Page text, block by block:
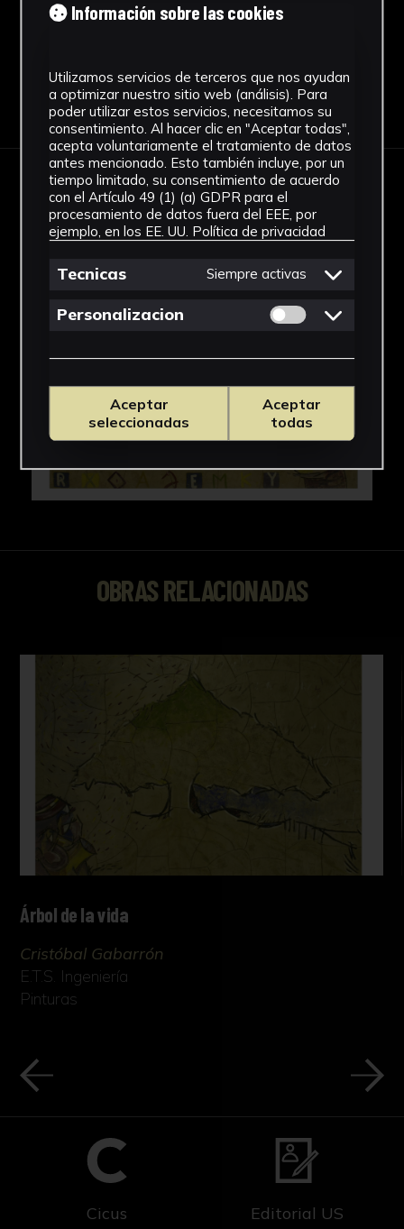
Descargar Ficha
IMÁGENES
OBRAS RELACIONADAS
Árbol de la vida
Cristóbal Gabarrón
E.T.S. Ingeniería
Pinturas
Cicus Editorial US
Información sobre las cookies
Utilizamos servicios de terceros que nos ayudan
a optimizar nuestro sitio web (análisis). Para
poder utilizar estos servicios, necesitamos su
consentimiento. Al hacer clic en "Aceptar todas",
acepta voluntariamente el tratamiento de datos
antes mencionado. Esto también incluye, por un
tiempo limitado, su consentimiento de acuerdo
con el Artículo 49 (1) (a) GDPR para el
procesamiento de datos fuera del EEE, por
ejemplo, en los EE. UU. Política de privacidad
Tecnicas Siempre activas
Personalizacion Permitir cookies
Aceptar
seleccionadas
Aceptar
todas